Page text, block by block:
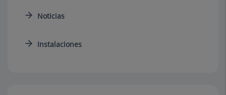
Noticias
Instalaciones